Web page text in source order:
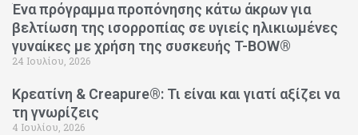
Ένα πρόγραμμα προπόνησης κάτω άκρων για
βελτίωση της ισορροπίας σε υγιείς ηλικιωμένες
γυναίκες με χρήση της συσκευής T-BOW®
24 Ιουλίου, 2026
Κρεατίνη & Creapure®: Τι είναι και γιατί αξίζει να
τη γνωρίζεις
4 Ιουλίου, 2026